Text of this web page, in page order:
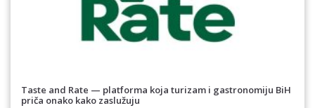
Taste and Rate — platforma koja turizam i gastronomiju BiH
priča onako kako zaslužuju